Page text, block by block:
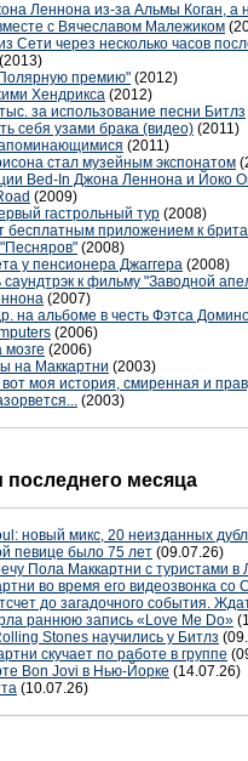
Леннона из-за Альмы Коган, а
с Вячеславом Малежиком
Сети через несколько часов
(2013)
премию" (2012)
Хендрикса (2012)
за использование песни Битлз
себя узами брака (видео) (2011)
(2011)
стал музейным экспонатом
Bed-In Джона Леннона и Йоко
(2009)
гастрольный тур (2008)
бесплатным приложением к
(2008)
у пенсионера Джаггера (2008)
к фильму "Заводной
(2007)
на альбоме в честь Фэтса
(2006)
(2006)
на Маккартни (2003)
моя история, смиренная и
(2003)
месяца
новый микс, 20 неизданных
певице было 75 лет (09.07.26)
Пола Маккартни с туристами в
во время его видеозвонка со
до загадочного события.
раннюю запись «Love Me Do»
Stones научились у Битлз
скучает по работе в группе
Bon Jovi в Нью-Йорке (14.07.26)
(10.07.26)